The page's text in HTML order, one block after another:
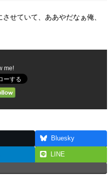
せていて、ああやだなぁ俺、
me!
Bluesky
LINE